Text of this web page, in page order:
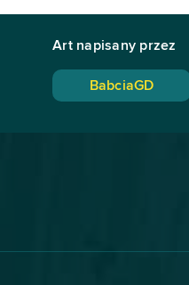
Art napisany przez
BabciaGD